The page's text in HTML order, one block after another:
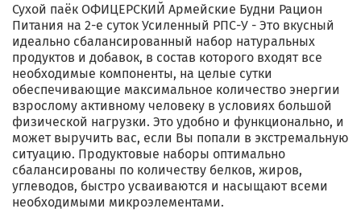
Сухой паёк ОФИЦЕРСКИЙ Армейские Будни Рацион
Питания на 2-е суток Усиленный РПС-У - Это вкусный
идеально сбалансированный набор натуральных
продуктов и добавок, в состав которого входят все
необходимые компоненты, на целые сутки
обеспечивающие максимальное количество энергии
взрослому активному человеку в условиях большой
физической нагрузки. Это удобно и функционально, и
может выручить вас, если Вы попали в экстремальную
ситуацию. Продуктовые наборы оптимально
сбалансированы по количеству белков, жиров,
углеводов, быстро усваиваются и насыщают всеми
необходимыми микроэлементами.